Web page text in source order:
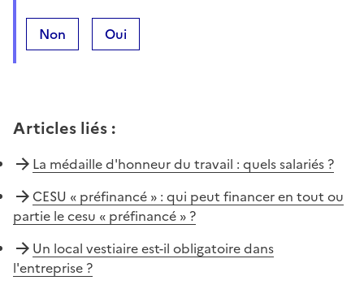
Non Oui
Articles liés :
La médaille d'honneur du travail : quels salariés ?
CESU « préfinancé » : qui peut financer en tout ou
partie le cesu « préfinancé » ?
Un local vestiaire est-il obligatoire dans
l'entreprise ?